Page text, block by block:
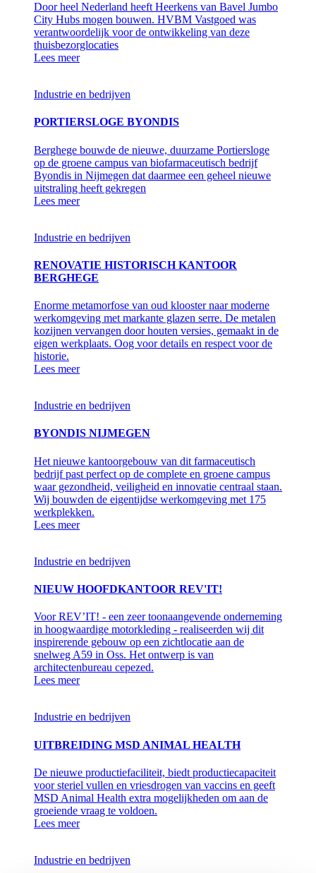
Door heel Nederland heeft Heerkens van Bavel Jumbo
City Hubs mogen bouwen. HVBM Vastgoed was
verantwoordelijk voor de ontwikkeling van deze
thuisbezorglocaties
Lees meer
Industrie en bedrijven
PORTIERSLOGE BYONDIS
Berghege bouwde de nieuwe, duurzame Portiersloge
op de groene campus van biofarmaceutisch bedrijf
Byondis in Nijmegen dat daarmee een geheel nieuwe
uitstraling heeft gekregen
Lees meer
Industrie en bedrijven
RENOVATIE HISTORISCH KANTOOR
BERGHEGE
Enorme metamorfose van oud klooster naar moderne
werkomgeving met markante glazen serre. De metalen
kozijnen vervangen door houten versies, gemaakt in de
eigen werkplaats. Oog voor details en respect voor de
historie.
Lees meer
Industrie en bedrijven
BYONDIS NIJMEGEN
Het nieuwe kantoorgebouw van dit farmaceutisch
bedrijf past perfect op de complete en groene campus
waar gezondheid, veiligheid en innovatie centraal staan.
Wij bouwden de eigentijdse werkomgeving met 175
werkplekken.
Lees meer
Industrie en bedrijven
NIEUW HOOFDKANTOOR REV'IT!
Voor REV’IT! - een zeer toonaangevende onderneming
in hoogwaardige motorkleding - realiseerden wij dit
inspirerende gebouw op een zichtlocatie aan de
snelweg A59 in Oss. Het ontwerp is van
architectenbureau cepezed.
Lees meer
Industrie en bedrijven
UITBREIDING MSD ANIMAL HEALTH
De nieuwe productiefaciliteit, biedt productiecapaciteit
voor steriel vullen en vriesdrogen van vaccins en geeft
MSD Animal Health extra mogelijkheden om aan de
groeiende vraag te voldoen.
Lees meer
Industrie en bedrijven